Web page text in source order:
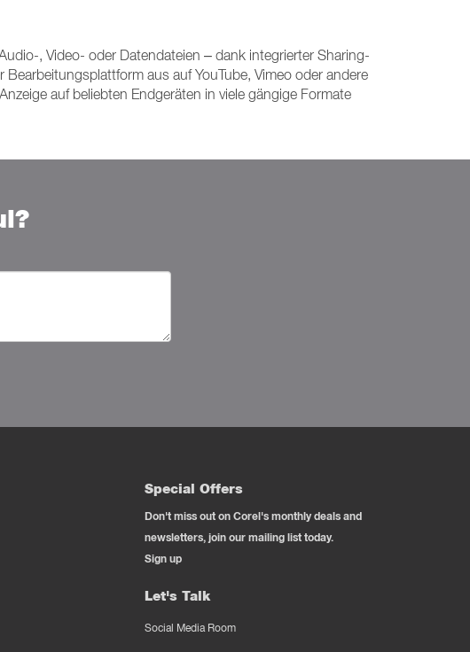
, Video- oder Datendateien – dank integrierter Sharing-
aus auf YouTube, Vimeo oder andere
auf beliebten Endgeräten in viele gängige Formate
Special Offers
Don't miss out on Corel's monthly deals and
newsletters, join our mailing list today.
Sign up
Let's Talk
Social Media Room